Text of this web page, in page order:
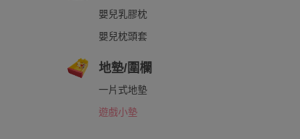
嬰兒乳膠枕
嬰兒枕頭套
地墊/圍欄
一片式地墊
遊戲小墊